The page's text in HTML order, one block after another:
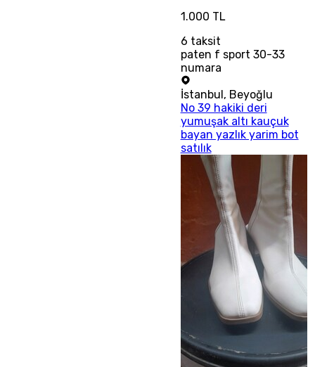
1.000 TL
6 taksit
paten f sport 30-33
numara
İstanbul , Beyoğlu
No 39 hakiki deri
yumuşak altı kauçuk
bayan yazlık yarim bot
satılık